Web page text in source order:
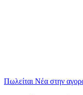
Πωλείται Νέα στην